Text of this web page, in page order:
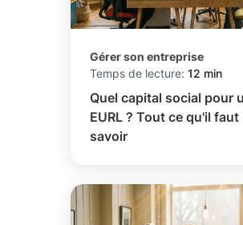
Gérer son entreprise
Temps de lecture: 12 min
Quel capital social pour
EURL ? Tout ce qu'il faut
savoir